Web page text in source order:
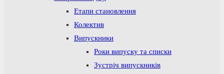
Етапи становлення
Колектив
Випускники
Роки випуску та списки
Зустріч випускників